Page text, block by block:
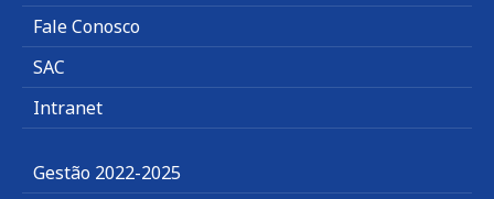
Fale Conosco
SAC
Intranet
Gestão 2022-2025